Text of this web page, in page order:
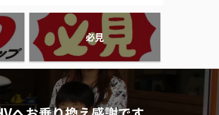
必見